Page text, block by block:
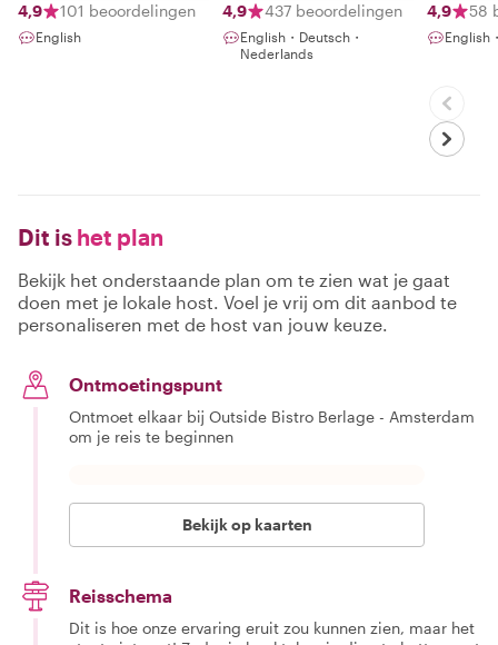
4,9 101 beoordelingen
English
4,9 437 beoordelingen
English・Deutsch・
Nederlands
4,9 58
English
Dit is het plan
Bekijk het onderstaande plan om te zien wat je gaat
doen met je lokale host. Voel je vrij om dit aanbod te
personaliseren met de host van jouw keuze.
Ontmoetingspunt
Ontmoet elkaar bij Outside Bistro Berlage - Amsterdam
om je reis te beginnen
Bekijk op kaarten
Reisschema
Dit is hoe onze ervaring eruit zou kunnen zien, maar het